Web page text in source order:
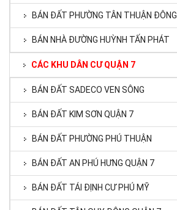
BÁN ĐẤT PHƯỜNG TÂN THUẬN ĐÔNG
BÁN NHÀ ĐƯỜNG HUỲNH TẤN PHÁT
CÁC KHU DÂN CƯ QUẬN 7
BÁN ĐẤT SADECO VEN SÔNG
BÁN ĐẤT KIM SƠN QUẬN 7
BÁN ĐẤT PHƯỜNG PHÚ THUẬN
BÁN ĐẤT AN PHÚ HƯNG QUẬN 7
BÁN ĐẤT TÁI ĐỊNH CƯ PHÚ MỸ